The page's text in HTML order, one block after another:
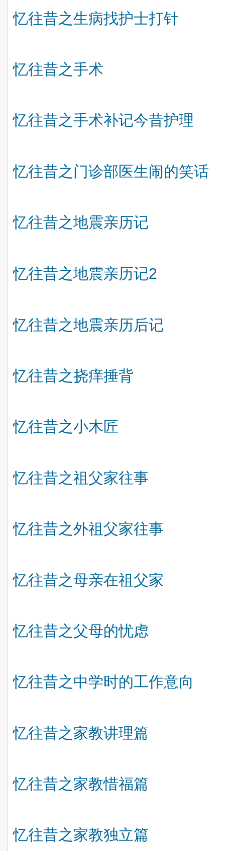
忆往昔之生病找护士打针
忆往昔之手术
忆往昔之手术补记今昔护理
忆往昔之门诊部医生闹的笑话
忆往昔之地震亲历记
忆往昔之地震亲历记2
忆往昔之地震亲历后记
忆往昔之挠痒捶背
忆往昔之小木匠
忆往昔之祖父家往事
忆往昔之外祖父家往事
忆往昔之母亲在祖父家
忆往昔之父母的忧虑
忆往昔之中学时的工作意向
忆往昔之家教讲理篇
忆往昔之家教惜福篇
忆往昔之家教独立篇